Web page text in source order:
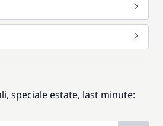
speciale estate, last minute: